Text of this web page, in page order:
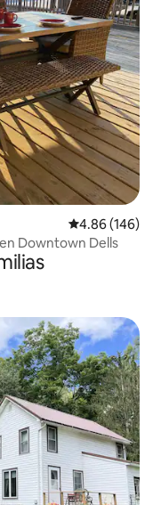
Calificación
4.86 (146)
Downtown Dells